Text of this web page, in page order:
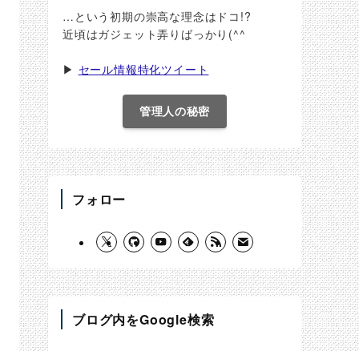
…という初期の崇高な理念はドコ!?
近頃はガジェット弄りばっかり(^^ゞ
▶ セール情報特化ツイート
管理人の秘密
フォロー
ブログ内をGoogle検索